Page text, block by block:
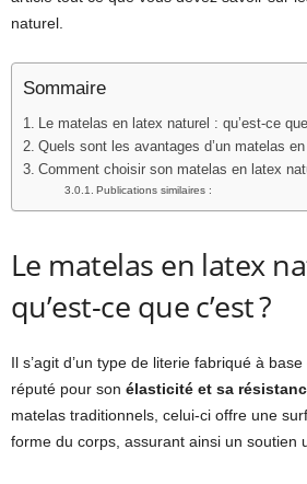
naturel.
Sommaire
Le matelas en latex naturel : qu’est-ce
Quels sont les avantages d’un matelas
Comment choisir son matelas en latex
Publications similaires :
Le matelas en latex
qu’est-ce que c’est ?
Il s’agit d’un type de literie fabriqué à
réputé pour son élasticité et sa
matelas traditionnels, celui-ci offre une
forme du corps, assurant ainsi un soutien